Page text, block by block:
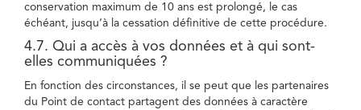
conservation maximum de 10 ans est prolongé, le cas
échéant, jusqu’à la cessation définitive de cette procédure.
4.7. Qui a accès à vos données et à qui sont-
elles communiquées ?
En fonction des circonstances, il se peut que les partenaires
du Point de contact partagent des données à caractère